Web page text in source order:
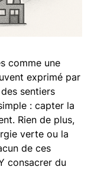
comme une
exprimé par
sentiers
: capter la
Rien de plus,
verte ou la
de ces
consacrer du